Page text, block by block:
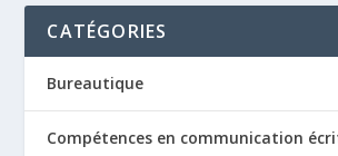
CATÉGORIES
Bureautique
Compétences en communication